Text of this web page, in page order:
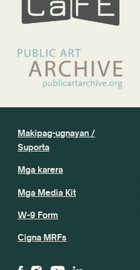
Makipag-ugnayan /
Suporta
Mga karera
Mga Media Kit
W-9 Form
Cigna MRFs